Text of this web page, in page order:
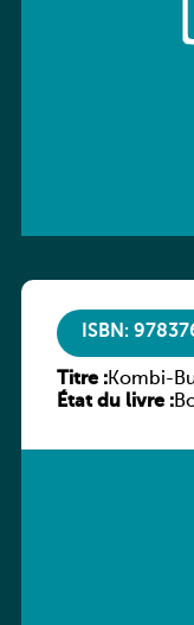
ISBN:
Titre :Kombi-
État du livre :